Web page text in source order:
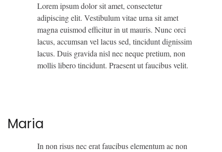
Lorem ipsum dolor sit amet, consectetur
adipiscing elit. Vestibulum vitae urna sit amet
magna euismod efficitur in ut mauris. Nunc orci
lacus, accumsan vel lacus sed, tincidunt dignissim
lacus. Duis gravida nisl nec neque pretium, non
mollis libero tincidunt. Praesent ut faucibus velit.
Maria
In non risus nec erat faucibus elementum ac non